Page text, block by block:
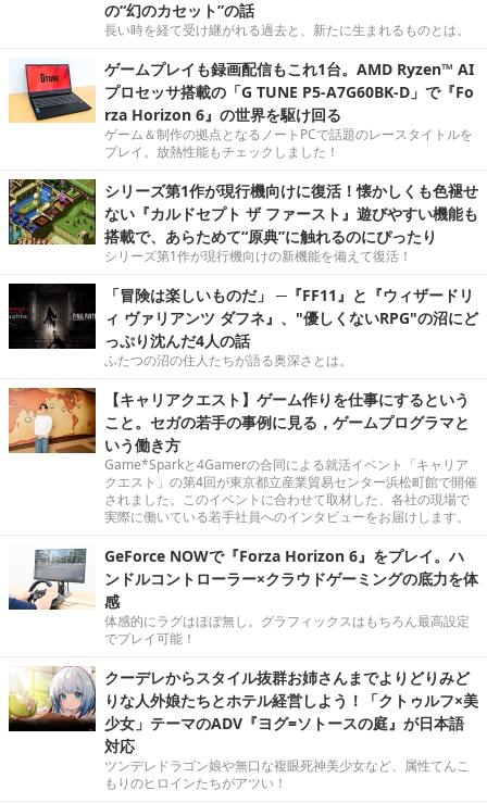
の“幻のカセット”の話
長い時を経て受け継がれる過去と、新たに生まれるものとは。
ゲームプレイも録画配信もこれ1台。AMD Ryzen™ AI
プロセッサ搭載の「G TUNE P5-A7G60BK-D」で『Fo
rza Horizon 6』の世界を駆け回る
ゲーム＆制作の拠点となるノートPCで話題のレースタイトルを
プレイ。放熱性能もチェックしました！
シリーズ第1作が現行機向けに復活！懐かしくも色褪せ
ない『カルドセプト ザ ファースト』遊びやすい機能も
搭載で、あらためて“原典”に触れるのにぴったり
シリーズ第1作が現行機向けの新機能を備えて復活！
「冒険は楽しいものだ」 ─『FF11』と『ウィザードリ
ィ ヴァリアンツ ダフネ』、"優しくないRPG"の沼にど
っぷり沈んだ4人の話
ふたつの沼の住人たちが語る奥深さとは。
【キャリアクエスト】ゲーム作りを仕事にするという
こと。セガの若手の事例に見る，ゲームプログラマと
いう働き方
Game*Sparkと4Gamerの合同による就活イベント「キャリア
クエスト」の第4回が東京都立産業貿易センター浜松町館で開催
されました。このイベントに合わせて取材した、各社の現場で
実際に働いている若手社員へのインタビューをお届けします。
GeForce NOWで『Forza Horizon 6』をプレイ。ハ
ンドルコントローラー×クラウドゲーミングの底力を体
感
体感的にラグはほぼ無し。グラフィックスはもちろん最高設定
でプレイ可能！
クーデレからスタイル抜群お姉さんまでよりどりみど
りな人外娘たちとホテル経営しよう！「クトゥルフ×美
少女」テーマのADV『ヨグ=ソトースの庭』が日本語
対応
ツンデレドラゴン娘や無口な複眼死神美少女など、属性てんこ
もりのヒロインたちがアツい！